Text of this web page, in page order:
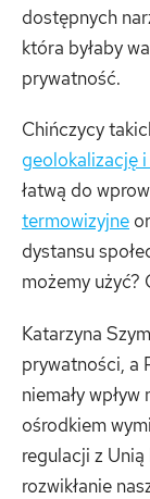
dostępnych
która byłaby
prywatność.
Chińczycy
geolokalizację
łatwą do
termowizyjne
dystansu
możemy użyć?
Katarzyna
prywatności, a
niemały
ośrodkiem
regulacji z
rozwikłanie